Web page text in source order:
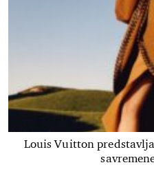
Louis Vuitton